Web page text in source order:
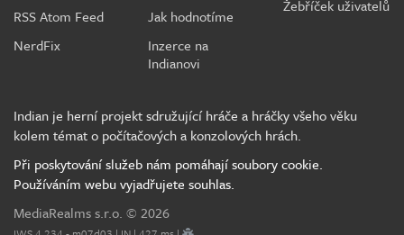
RSS Atom Feed
NerdFix
Jak hodnotíme
Inzerce na
Indianovi
Žebříček uživatelů
Indian je herní projekt sdružující hráče a hráčky všeho věku
kolem témat o počítačových a konzolových hrách.
Při poskytování služeb nám pomáhají soubory cookie.
Používáním webu vyjadřujete souhlas.
MediaRealms s.r.o. © 2026